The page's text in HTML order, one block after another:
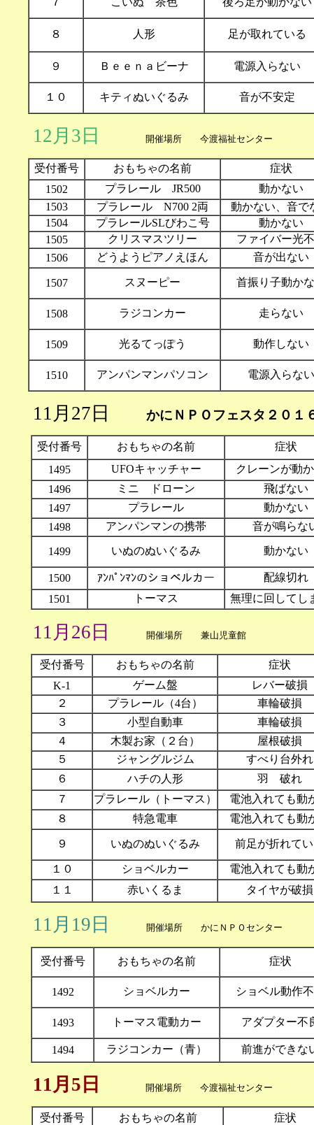
８ 人形 足が取れている
９ Ｂｅｅｎａビーナ 電源入らない
１０
キティぬいぐるみ 音が不安定
12月3日 開催場所 今渡福祉セ
受付番号 おもちゃの名前 症状
1502
プラレール JR500 動かない
1503
プラレール N700 2両 動かない、音で
1504
プラレールSLびわこ号 動かない
1505
クリスマスツリー ファイバー光
1506
どうようピアノえほん 音が出ない
1507 スヌーピー 首振り子動か
1508
ラジコンカー 走らない
1509
光るてっぽう 動作しない
1510
アンパンマンパソコン 電源入らない
11月27日 かにＮＰＯフェスタ２０１
受付番号 おもちゃの名前 症状
1495
UFOキャッチャー クレーンが動
1496
ミニ ドローン 飛ばない
1497
プラレール 動かない
1498
アンパンマンの携帯 音が鳴らな
1499 いぬのぬいぐるみ 動かない
1500
ｱﾝﾊﾟﾝﾏﾝのショベルカー 配線切れ
1501
トーマス 無理に回してし
11月26日 開催場所 兼山児童館
受付番号 おもちゃの名前 症状
K-1
ゲーム盤 レバー破損
２
プラレール（4台） 車輪破損
３
小型自動車 車輪破損
４
木製お家（２台） 屋根破損
５
ジャングルジム すべり台外れ
６
ハチの人形 羽 破れ
７
プラレール（トーマス） 電池入れても動
８
特急電車 電池入れても動
９ いぬのぬいぐるみ 前足が折れて
１０
ショベルカー 電池入れても動
１１
赤いくるま タイヤが破損
11月19日 開催場所 かにＮＰＯ
受付番号 おもちゃの名前 症状
1492 ショベルカー ショベル動作
1493
トーマス電動カー アダプター不
1494
ラジコンカー（青） 前進ができな
11月5日 開催場所 今渡福祉セン
受付番号 おもちゃの名前 症状